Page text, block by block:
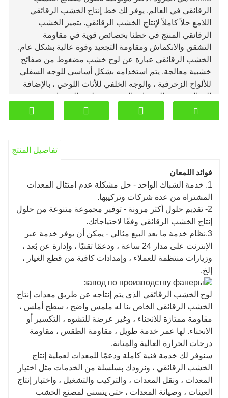
الرقائقي في العالم. يوفر لك خط إنتاج الخشب الرقائقي
اللامع حلاً كاملاً لإنتاج الخشب الرقائقي. يتميز الخشب
الرقائقي المنتج في خطنا بخصائص قوية في مقاومة
التشقق والانكماش ومقاومة التجعيد وقوة عالية بشكل عام.
الخشب الرقائقي عبارة عن لوح خشب مضغوط من صفائح
خشبية معالجة. يتم استخدامه بشكل أساسي للوجه السفلي
للألواح الزخرفية ، والوجه الخلفي للأثاث اللوحي ، بالإضافة
إلى العديد من المنتجات الخشبية وتغليف المنتجات.
يشمل خط الإنتاج آلة التقشير ، آلة تجفيف الألواح ، آلة الغراء
، الضغط البارد ، الضغط الساخن ، آلة النشر والطحن. يتكون
وفقًا لنوع الخشب الرقائقي والإنتاجية ودرجة الأتمتة ، يتم
تقسيمه إلى ثلاثة أنواع من خطوط إنتاج الخشب الرقائقي:
L1 و L2 و L3.
سواء كانت وتدًا صناعيًا أو خشب رقائقي أو LVL ، فإن
منتجات Shine لديها دائمًا خط "يلبي احتياجاتك" لجميع
عمليات الإنتاج من معالجة جذوع الأشجار إلى إنتاج الخشب
الرقائقي. في معظم خطوط الإنتاج ، يمكنك اختيار سلاسل
L1 أو L2 أو L3 أو مجموعة منها للإنتاج.
تفاصيل المنتج
فوائد اللمعان
1. خدمة الشباك الواحد - حل مشكلة عدم امتثال المعدات
المشتراة من عدة شركات وتركيبها.
2- تقديم حلول أكثر مرونة - توفير مجموعة متنوعة من حلول
إنتاج الخشب الرقائقي وفقًا لاحتياجاتك.
3.نظام خدمة ما بعد البيع مثالي - يمكن أن يوفر خدمة عبر
الإنترنت على مدار 24 ساعة ، ودعمًا تقنيًا ، وإدارة عن بُعد ،
وزيارات منتظمة للعملاء ، وإمدادات كافية من قطع الغيار ،
إلخ.
لوح الخشب الرقائقي الذي يتم إنتاجه عن طريق معدات إنتاج
الخشب الرقائقي الخاص بنا له ملمس واضح ، سطح أملس ،
مقاومة ممتازة للانحناء ، وغير عرضة للتشوه ، التكسير أو
الانحناء. لها عمر خدمة طويل ، مقاومة الطقس ، مقاومة
درجات الحرارة العالية والمتانة.
سنوفر لك خدمة فنية كاملة ودعمًا للمعدات لعملية إنتاج
الخشب الرقائقي ، ونزودك بسلسلة من الخدمات مثل اختيار
المعدات ، ونقل المعدات ، والتركيب والتشغيل ، واختبار إنتاج
العينات ، وصيانة المعدات ، حتى يتسنى لمصنع الخشب